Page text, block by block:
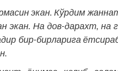
экан. Кўрдим
экан. На дов-дарахт, на
бир-бирларига